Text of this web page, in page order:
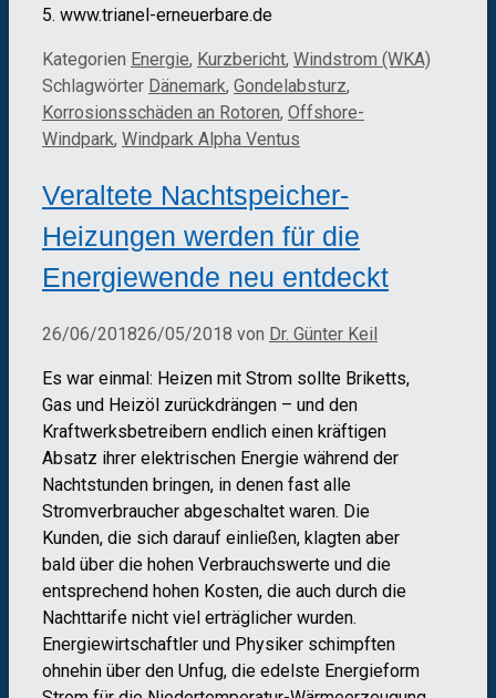
5. www.trianel-erneuerbare.de
Kategorien Energie, Kurzbericht, Windstrom (WKA)
Schlagwörter Dänemark, Gondelabsturz,
Korrosionsschäden an Rotoren, Offshore-
Windpark, Windpark Alpha Ventus
Veraltete Nachtspeicher-
Heizungen werden für die
Energiewende neu entdeckt
26/06/201826/05/2018 von Dr. Günter Keil
Es war einmal: Heizen mit Strom sollte Briketts,
Gas und Heizöl zurückdrängen – und den
Kraftwerksbetreibern endlich einen kräftigen
Absatz ihrer elektrischen Energie während der
Nachtstunden bringen, in denen fast alle
Stromverbraucher abgeschaltet waren. Die
Kunden, die sich darauf einließen, klagten aber
bald über die hohen Verbrauchswerte und die
entsprechend hohen Kosten, die auch durch die
Nachttarife nicht viel erträglicher wurden.
Energiewirtschaftler und Physiker schimpften
ohnehin über den Unfug, die edelste Energieform